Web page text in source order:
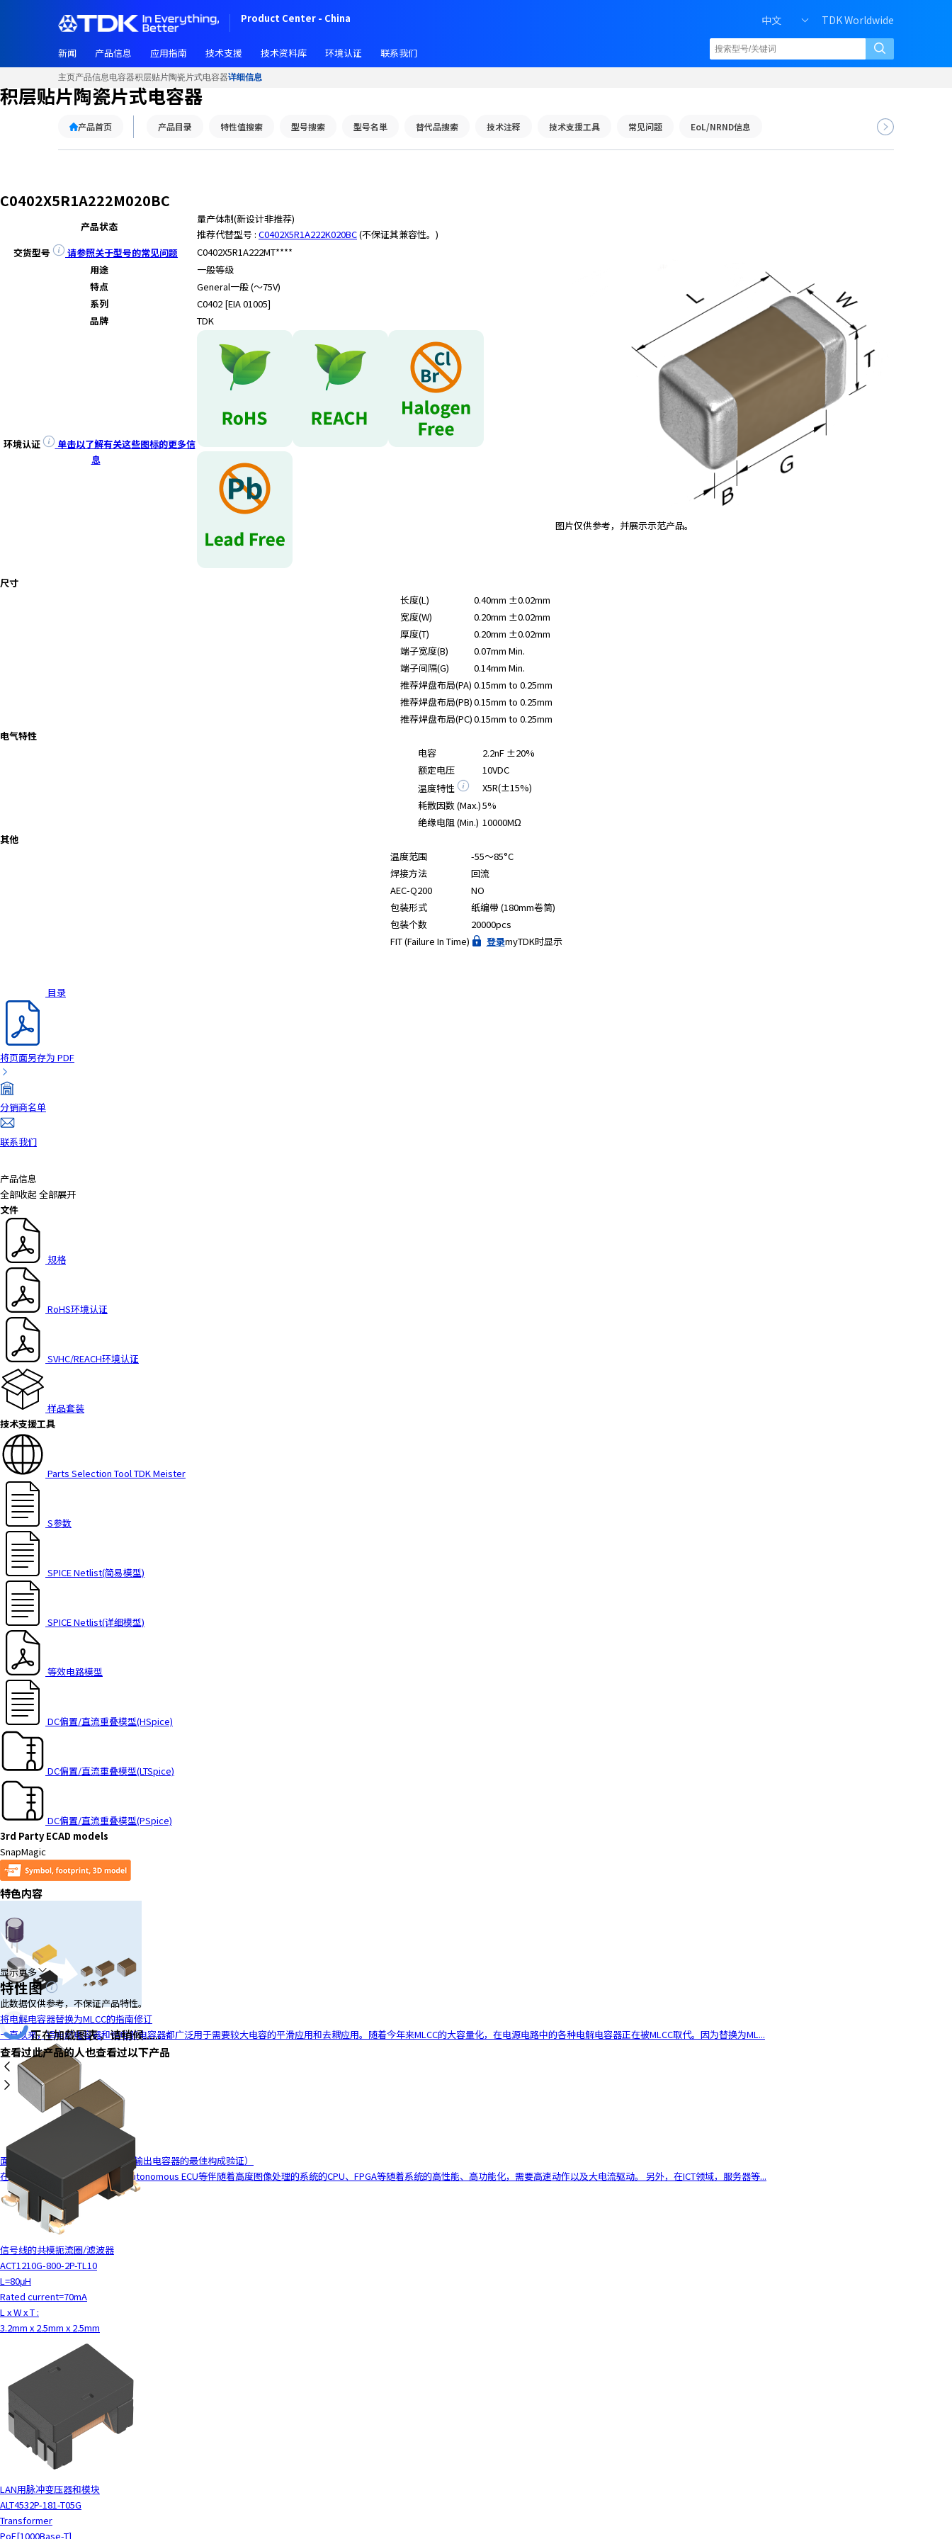
Product Center - China 中文 TDK Worldwide
新闻 产品信息 应用指南 技术支援 技术资料库 环境认证 联系我们
主页产品信息电容器积层贴片陶瓷片式电容器详细信息
积层贴片陶瓷片式电容器
产品首页 产品目录 特性值搜索 型号搜索 型号名単 替代品搜索 技术注释 技术支援工具 常见问题 EoL/NRND信息
C0402X5R1A222M020BC
产品状态
量产体制(新设计非推荐)
推荐代替型号 : C0402X5R1A222K020BC(不保证其兼容性。)
交货型号
请参照关于型号的常见问题
C0402X5R1A222MT****
用途
一般等级
特点
General一般 (～75V)
系列
C0402 [EIA 01005]
品牌
TDK
环境认证
单击以了解有关这些图标的更多信
息
图片仅供参考，并展示示范产品。
尺寸
长度(L)
0.40mm ±0.02mm
宽度(W)
0.20mm ±0.02mm
厚度(T)
0.20mm ±0.02mm
端子宽度(B)
0.07mm Min.
端子间隔(G)
0.14mm Min.
推荐焊盘布局(PA) 0.15mm to 0.25mm
推荐焊盘布局(PB)0.15mm to 0.25mm
推荐焊盘布局(PC)0.15mm to 0.25mm
电气特性
电容
2.2nF ±20%
额定电压
10VDC
温度特性
X5R(±15%)
耗散因数 (Max.)5%
绝缘电阻 (Min.) 10000MΩ
其他
温度范围
-55～85°C
焊接方法
回流
AEC-Q200
NO
包装形式
纸编带 (180mm卷筒)
包装个数
20000pcs
FIT (Failure In Time)
登录myTDK时显示
目录
将页面另存为 PDF
分销商名单
联系我们
产品信息
全部收起 全部展开
文件
规格
RoHS环境认证
SVHC/REACH环境认证
样品套装
技术支援工具
Parts Selection Tool TDK Meister
S参数
SPICE Netlist(简易模型)
SPICE Netlist(详细模型)
等效电路模型
DC偏置/直流重叠模型(HSpice)
DC偏置/直流重叠模型(LTSpice)
DC偏置/直流重叠模型(PSpice)
3rd Party ECAD models
SnapMagic
特色内容
将电解电容器替换为MLCC的指南修订
一直以来，铝电解电容器和钽电解电容器都广泛用于需要较大电容的平滑应用和去耦应用。随着今年来MLCC的大容量化，在电源电路中的各种电解电容器正在被MLCC取代。因为替换为ML...
面向电源电路的MLCC解决方案（输出电容器的最佳构成验证）
在车载领域，车载ADAS ECU、Autonomous ECU等伴随着高度图像处理的系统的CPU、FPGA等随着系统的高性能、高功能化，需要高速动作以及大电流驱动。 另外，在ICT领域，服务器等...
显示更多
特性图
此数据仅供参考，不保证产品特性。
正在加载图表，请稍候......
查看过此产品的人也查看过以下产品
信号线的共模扼流圈/滤波器
ACT1210G-800-2P-TL10
L=80μH
Rated current=70mA
L x W x T :
3.2mm x 2.5mm x 2.5mm
LAN用脉冲变压器和模块
ALT4532P-181-T05G
Transformer
PoE[1000Base-T]